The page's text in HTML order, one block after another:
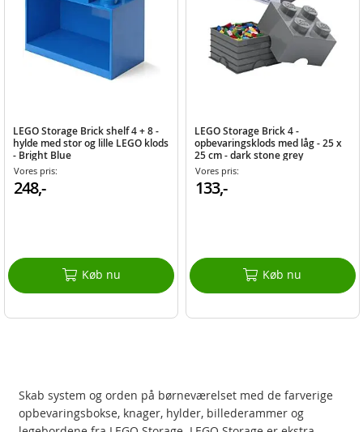
LEGO Storage Brick shelf 4 + 8 -
hylde med stor og lille LEGO klods
- Bright Blue
Vores pris:
248,-
Køb nu
LEGO Storage Brick 4 -
opbevaringsklods med låg - 25 x
25 cm - dark stone grey
Vores pris:
133,-
Køb nu
Skab system og orden på børneværelset med de farverige
opbevaringsbokse, knager, hylder, billederammer og